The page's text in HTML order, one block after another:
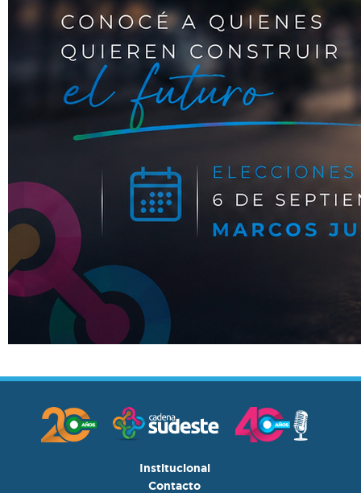
Institucional
Contacto